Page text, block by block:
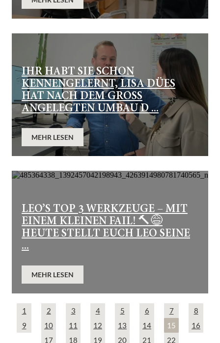
IHR HABT SIE SCHON
KENNENGELERNT, LISA DÜES
HAT NACH DEM GROSS A
NGELEGTEN UMBAU D ...
MEHR LESEN
LEO’S TOP 3 WERKZEUGE – MIT
EINEM KLEINEN FAIL! 🔨😅
HEUTE STELLT EUCH LEO SEINE
...
MEHR LESEN
1 2 3 4 5 6 7
8
9
10 11 12 13 14 15
16
17
18 19 20 21 22